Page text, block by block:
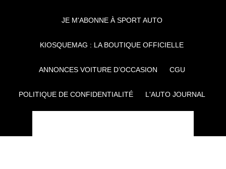
JE M'ABONNE À SPORT AUTO
KIOSQUEMAG : LA BOUTIQUE OFFICIELLE
ANNONCES VOITURE D’OCCASION CGU
POLITIQUE DE CONFIDENTIALITÉ L'AUTO JOURNAL